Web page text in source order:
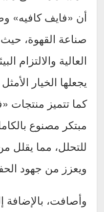
أن «فايف كافيه»
صناعة القهوة،
العالية والالتزام
يجعلها الخيار
كما تتميز منتجات
مبتكر مصنوع
للتحلل، مما يقلل
ويعزز من جهود
وأصافت، بالإضافة